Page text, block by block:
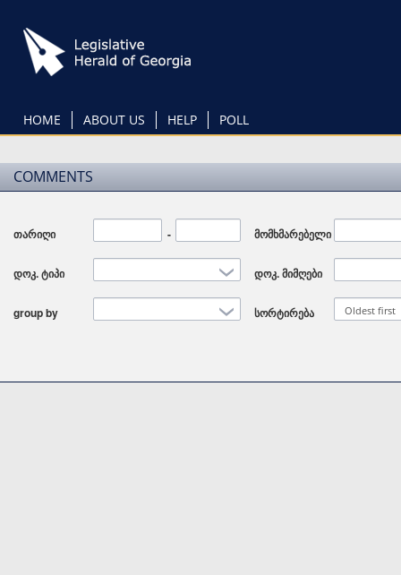
main
content
HOME ABOUT US HELP POLL
COMMENTS
თარიღი - მომხმარებელი
დოკ. ტიპი დოკ. მიმღები
group by სორტირება Oldest first